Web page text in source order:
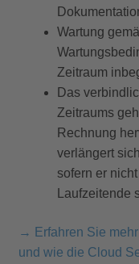
Wartung
Zeitraum
Das
Zeitraums
Rechnung
verlängert
sofern er
Laufzeitende
→ Erfahren Sie
und wie die Cloud